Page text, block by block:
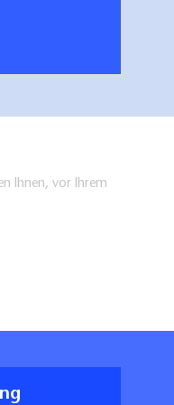
Ihnen, vor Ihrem